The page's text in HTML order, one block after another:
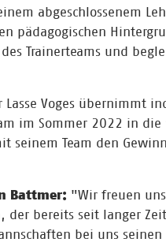
abgeschlossenem
pädagogischen
Trainerteams und
Voges übernimmt
im Sommer 2022 in
seinem Team den
Battmer: "Wir freuen
der bereits seit langer
bei uns